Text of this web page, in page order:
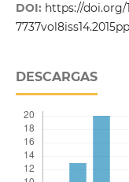
DOI: https://doi.org/
DESCARGAS